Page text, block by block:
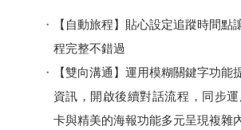
【自動旅程】貼心設定追蹤時間點
程完整不錯過
【雙向溝通】運用模糊關鍵字功能
資訊，開啟後續對話流程，同步
卡與精美的海報功能多元呈現複雜